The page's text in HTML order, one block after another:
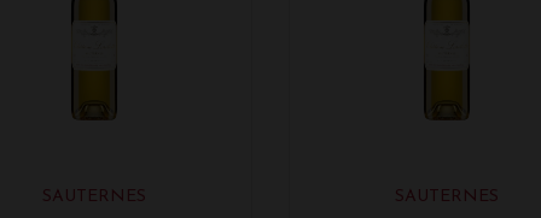
SAUTERNES SAUTERNES